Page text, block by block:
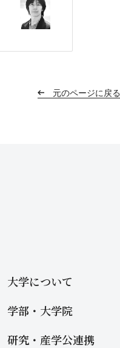
元のページに戻る
大学について
学部・大学院
研究・産学公連携